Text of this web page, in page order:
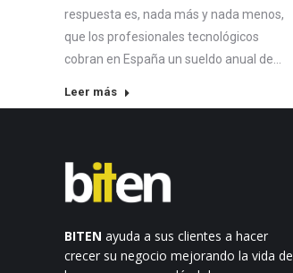
respuesta es, nada más y nada menos,
que los profesionales tecnológicos
cobran en España un sueldo anual de…
Leer más
BITEN ayuda a sus clientes a hacer
crecer su negocio mejorando la vida de